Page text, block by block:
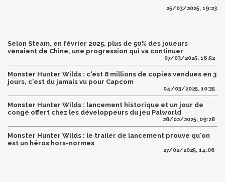
25/03/2025, 19:23
Selon Steam, en février 2025, plus de 50% des joueurs
venaient de Chine, une progression qui va continuer
07/03/2025, 16:52
Monster Hunter Wilds : c'est 8 millions de copies vendues en 3
jours, c'est du jamais vu pour Capcom
04/03/2025, 10:35
Monster Hunter Wilds : lancement historique et un jour de
congé offert chez les développeurs du jeu Palworld
28/02/2025, 09:28
Monster Hunter Wilds : le trailer de lancement prouve qu'on
est un héros hors-normes
27/02/2025, 14:06